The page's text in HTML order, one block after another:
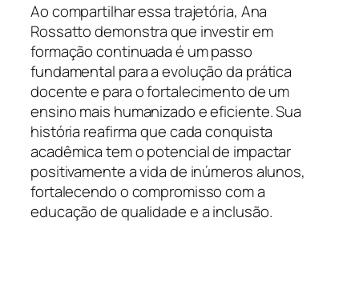
Ao compartilhar essa trajetória, Ana
Rossatto demonstra que investir em
formação continuada é um passo
fundamental para a evolução da prática
docente e para o fortalecimento de um
ensino mais humanizado e eficiente. Sua
história reafirma que cada conquista
acadêmica tem o potencial de impactar
positivamente a vida de inúmeros alunos,
fortalecendo o compromisso com a
educação de qualidade e a inclusão.